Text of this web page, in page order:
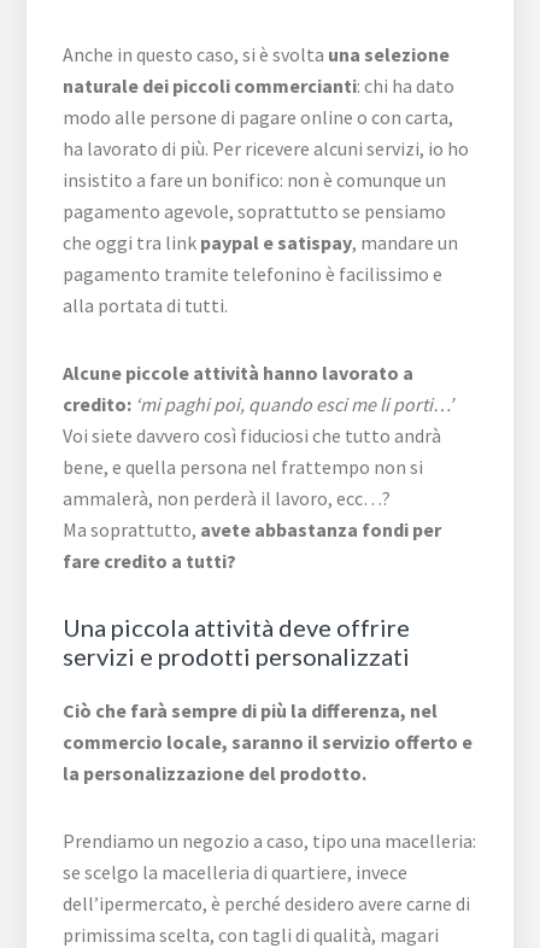
Anche in questo caso, si è svolta una selezione
naturale dei piccoli commercianti: chi ha dato
modo alle persone di pagare online o con carta,
ha lavorato di più. Per ricevere alcuni servizi, io ho
insistito a fare un bonifico: non è comunque un
pagamento agevole, soprattutto se pensiamo
che oggi tra link paypal e satispay, mandare un
pagamento tramite telefonino è facilissimo e
alla portata di tutti.
Alcune piccole attività hanno lavorato a
credito: ‘mi paghi poi, quando esci me li porti…’
Voi siete davvero così fiduciosi che tutto andrà
bene, e quella persona nel frattempo non si
ammalerà, non perderà il lavoro, ecc…?
Ma soprattutto, avete abbastanza fondi per
fare credito a tutti?
Una piccola attività deve offrire
servizi e prodotti personalizzati
Ciò che farà sempre di più la differenza, nel
commercio locale, saranno il servizio offerto e
la personalizzazione del prodotto.
Prendiamo un negozio a caso, tipo una macelleria:
se scelgo la macelleria di quartiere, invece
dell’ipermercato, è perché desidero avere carne di
primissima scelta, con tagli di qualità, magari